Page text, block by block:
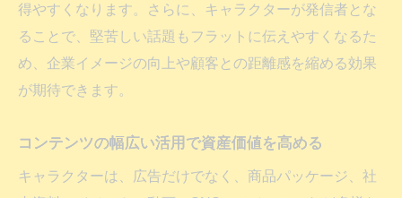
得やすくなります。さらに、キャラクターが発信者とな
ることで、堅苦しい話題もフラットに伝えやすくなるた
め、企業イメージの向上や顧客との距離感を縮める効果
が期待できます。
コンテンツの幅広い活用で資産価値を高める
キャラクターは、広告だけでなく、商品パッケージ、社